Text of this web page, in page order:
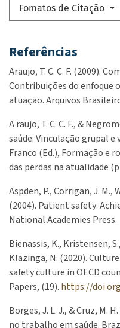
Fomatos de Citação
Referências
Araujo, T. C. C. F. (2009).
Contribuições do enfoque
atuação. Arquivos
A raujo, T. C. C. F., &
saúde: Vinculação grupal e
Franco (Ed.), Formação e
das perdas na atualidade
Aspden, P., Corrigan, J. M.,
(2004). Patient safety:
National Academies Press.
Bienassis, K., Kristensen,
Klazinga, N. (2020).
safety culture in OECD
Papers, (19). https://
Borges, J. L. J., & Cruz, M.
no trabalho em saúde.